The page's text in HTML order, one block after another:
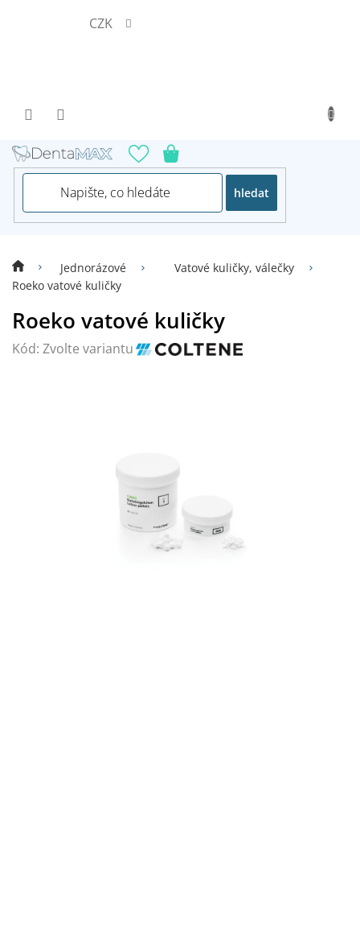
CZK
hledat
Jednorázové
Vatové kuličky, válečky
Roeko vatové kuličky
Roeko vatové kuličky
Kód: Zvolte variantu